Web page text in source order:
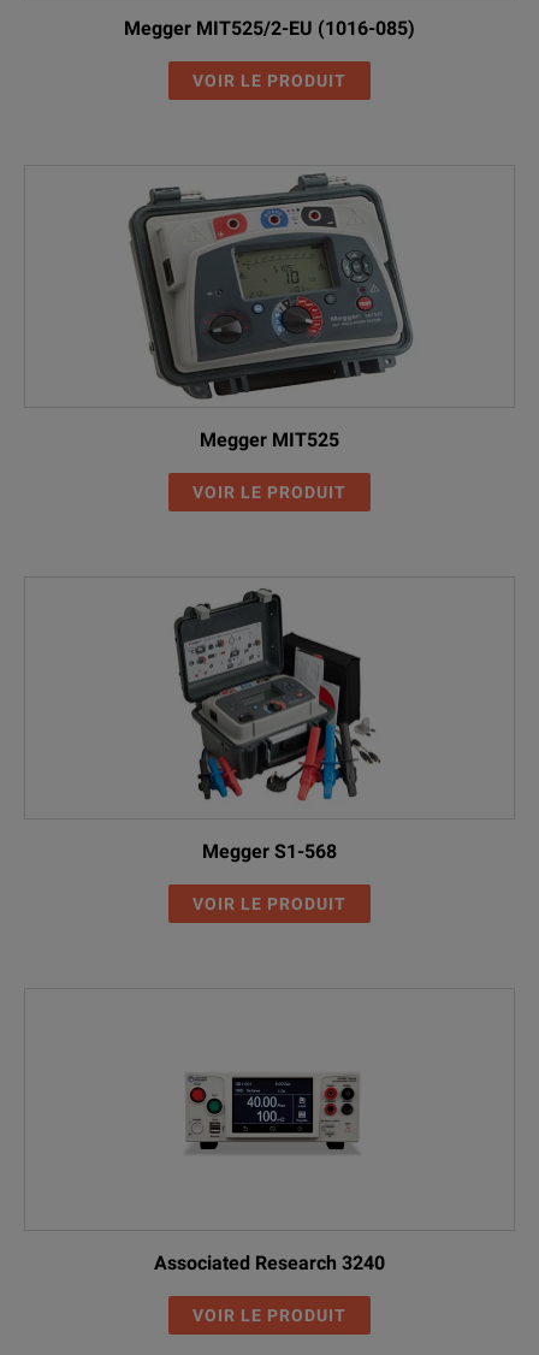
Megger MIT525/2-EU (1016-085)
VOIR LE PRODUIT
Megger MIT525
VOIR LE PRODUIT
Megger S1-568
VOIR LE PRODUIT
Associated Research 3240
VOIR LE PRODUIT